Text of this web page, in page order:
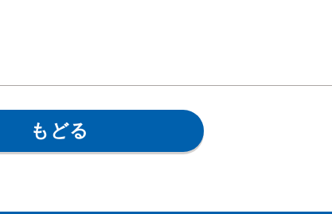
もどる